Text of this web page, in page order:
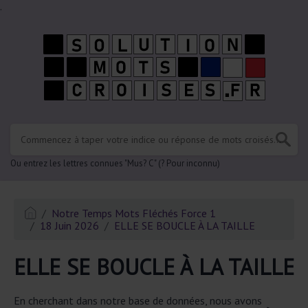
.
Ou entrez les lettres connues "Mus? C" (? Pour inconnu)
Notre Temps Mots Fléchés Force 1
18 Juin 2026
ELLE SE BOUCLE À LA TAILLE
ELLE SE BOUCLE À LA TAILLE
En cherchant dans notre base de données, nous avons